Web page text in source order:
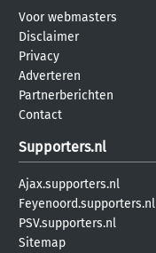
Voor webmasters
Disclaimer
Privacy
Adverteren
Partnerberichten
Contact
Supporters.nl
Ajax.supporters.nl
Feyenoord.supporters.nl
PSV.supporters.nl
Sitemap